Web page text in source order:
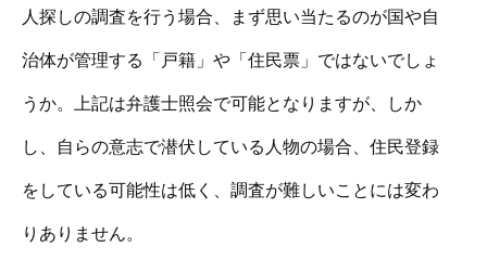
人探しの調査を行う場合、まず思い当たるのが国や自
治体が管理する「戸籍」や「住民票」ではないでしょ
うか。上記は弁護士照会で可能となりますが、しか
し、自らの意志で潜伏している人物の場合、住民登録
をしている可能性は低く、調査が難しいことには変わ
りありません。